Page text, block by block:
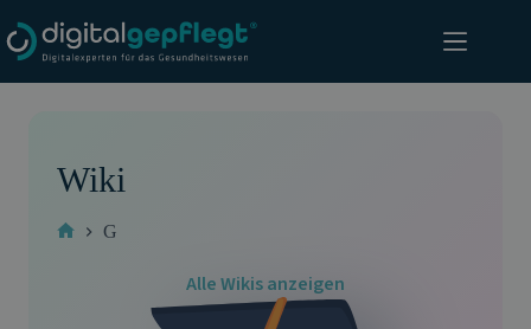
Inhalt
springen
Wiki
G
Alle Wikis anzeigen